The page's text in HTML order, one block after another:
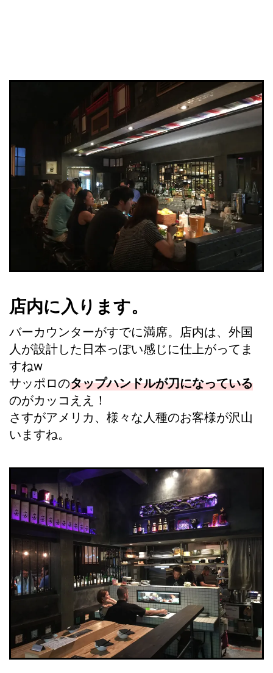
店内に入ります。
バーカウンターがすでに満席。店内は、外国
人が設計した日本っぽい感じに仕上がってま
すねw
サッポロのタップハンドルが刀になっている
のがカッコええ！
さすがアメリカ、様々な人種のお客様が沢山
いますね。